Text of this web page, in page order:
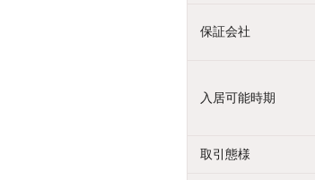
保証会社
入居可能時期
取引態様